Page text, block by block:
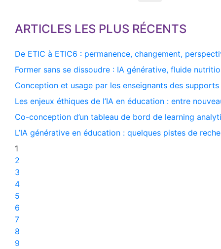
ARTICLES LES PLUS RÉCENTS
De ETIC à ETIC6 : permanence, changement,
Former sans se dissoudre : IA générative, fluide
Conception et usage par les enseignants des
Les enjeux éthiques de l’IA en éducation : entre
Co-conception d’un tableau de bord de learning
L’IA générative en éducation : quelques pistes de
1
2
3
4
5
6
7
8
9